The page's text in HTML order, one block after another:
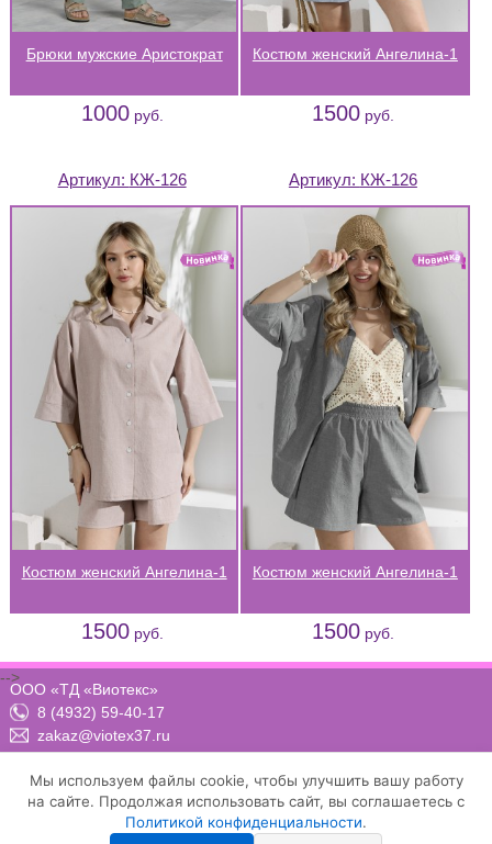
Брюки мужские Аристократ
1000руб.
Костюм женский Ангелина-1
1500руб.
Артикул: КЖ-126
Костюм женский Ангелина-1
1500руб.
Артикул: КЖ-126
Костюм женский Ангелина-1
1500руб.
ООО «ТД «Виотекс»
8 (4932) 59-40-17
zakaz@viotex37.ru
Положение о конфиденциальности и защите персональных данных
-->
Мы используем файлы cookie, чтобы улучшить вашу работу
на сайте. Продолжая использовать сайт, вы соглашаетесь с
Политикой конфиденциальности.